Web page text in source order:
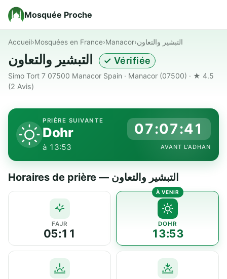
Mosquée Proche
Accueil›Mosquées en France›Manacor›التبشير والتعاون
✓ Vérifiée
Simo Tort 7 07500 Manacor Spain · Manacor (07500) · ★ 4.5
(2 Avis)
PRIÈRE SUIVANTE
Dohr
à 13:53
07:07:40
AVANT L'ADHAN
Horaires de prière — التبشير والتعاون
FAJR
05:11
DOHR
13:53